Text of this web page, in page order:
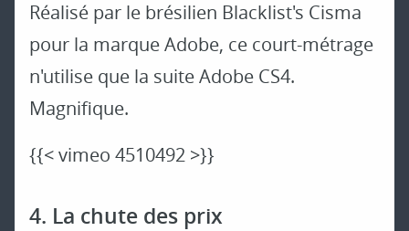
Réalisé par le brésilien Blacklist's Cisma
pour la marque Adobe, ce court-métrage
n'utilise que la suite Adobe CS4.
Magnifique.
{{< vimeo 4510492 >}}
4. La chute des prix